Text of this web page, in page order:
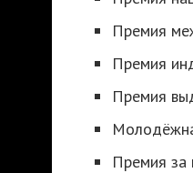
Премия
Премия
Премия
Премия за